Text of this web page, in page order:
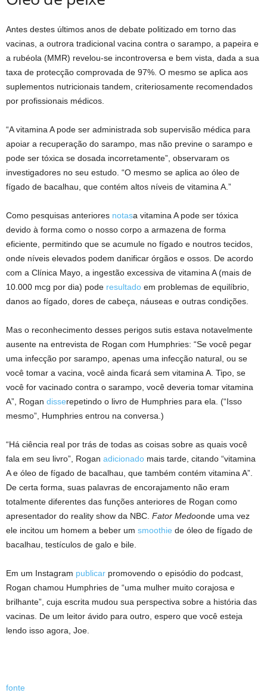
Antes destes últimos anos de debate politizado em torno das
vacinas, a outrora tradicional vacina contra o sarampo, a papeira e
a rubéola (MMR) revelou-se incontroversa e bem vista, dada a sua
taxa de protecção comprovada de 97%. O mesmo se aplica aos
suplementos nutricionais tandem, criteriosamente recomendados
por profissionais médicos.
“A vitamina A pode ser administrada sob supervisão médica para
apoiar a recuperação do sarampo, mas não previne o sarampo e
pode ser tóxica se dosada incorretamente”, observaram os
investigadores no seu estudo. “O mesmo se aplica ao óleo de
fígado de bacalhau, que contém altos níveis de vitamina A.”
Como pesquisas anteriores notasa vitamina A pode ser tóxica
devido à forma como o nosso corpo a armazena de forma
eficiente, permitindo que se acumule no fígado e noutros tecidos,
onde níveis elevados podem danificar órgãos e ossos. De acordo
com a Clínica Mayo, a ingestão excessiva de vitamina A (mais de
10.000 mcg por dia) pode resultado em problemas de equilíbrio,
danos ao fígado, dores de cabeça, náuseas e outras condições.
Mas o reconhecimento desses perigos sutis estava notavelmente
ausente na entrevista de Rogan com Humphries: “Se você pegar
uma infecção por sarampo, apenas uma infecção natural, ou se
você tomar a vacina, você ainda ficará sem vitamina A. Tipo, se
você for vacinado contra o sarampo, você deveria tomar vitamina
A”, Rogan disserepetindo o livro de Humphries para ela. (“Isso
mesmo”, Humphries entrou na conversa.)
“Há ciência real por trás de todas as coisas sobre as quais você
fala em seu livro”, Rogan adicionado mais tarde, citando “vitamina
A e óleo de fígado de bacalhau, que também contém vitamina A”.
De certa forma, suas palavras de encorajamento não eram
totalmente diferentes das funções anteriores de Rogan como
apresentador do reality show da NBC. Fator Medoonde uma vez
ele incitou um homem a beber um smoothie de óleo de fígado de
bacalhau, testículos de galo e bile.
Em um Instagram publicar promovendo o episódio do podcast,
Rogan chamou Humphries de “uma mulher muito corajosa e
brilhante”, cuja escrita mudou sua perspectiva sobre a história das
vacinas. De um leitor ávido para outro, espero que você esteja
lendo isso agora, Joe.
fonte